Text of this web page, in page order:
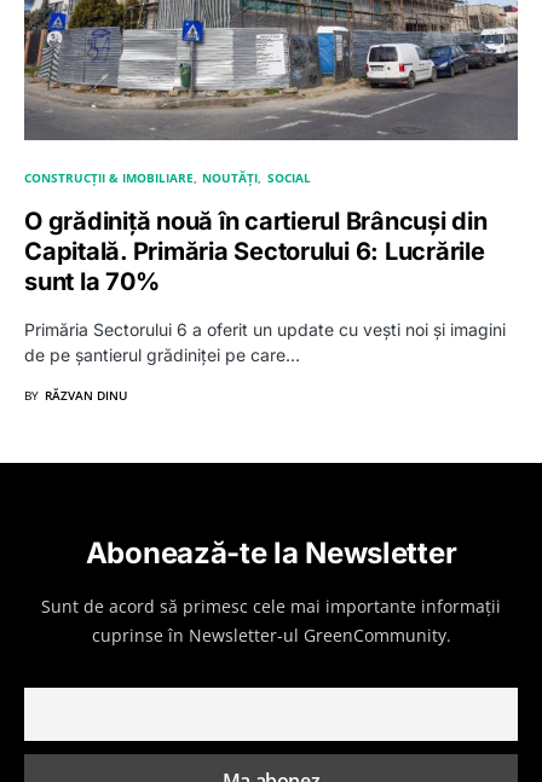
CONSTRUCȚII & IMOBILIARE NOUTĂȚI SOCIAL
O grădiniță nouă în cartierul Brâncuși din
Capitală. Primăria Sectorului 6: Lucrările
sunt la 70%
Primăria Sectorului 6 a oferit un update cu vești noi și imagini
de pe șantierul grădiniței pe care…
BY RĂZVAN DINU
Abonează-te la Newsletter
Sunt de acord să primesc cele mai importante informații
cuprinse în Newsletter-ul GreenCommunity.